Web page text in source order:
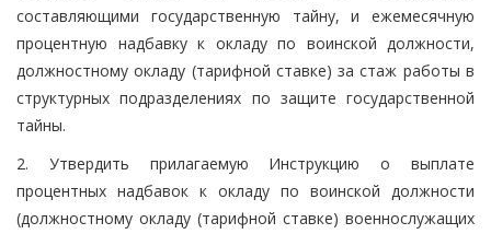
составляющими государственную тайну, и ежемесячную
процентную надбавку к окладу по воинской должности,
должностному окладу (тарифной ставке) за стаж работы в
структурных подразделениях по защите государственной
тайны.
2. Утвердить прилагаемую Инструкцию о выплате
процентных надбавок к окладу по воинской должности
(должностному окладу (тарифной ставке) военнослужащих